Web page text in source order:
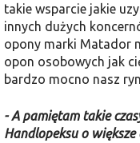
takie wsparcie jakie
innych dużych
opony marki Matador
opon osobowych jak
bardzo mocno nasz
- A pamiętam takie
Handlopeksu o